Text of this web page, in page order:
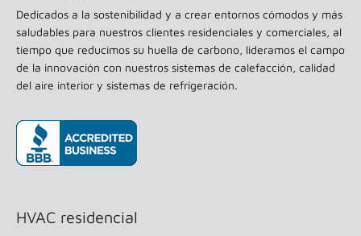
Dedicados a la sostenibilidad y a crear entornos cómodos y más
saludables para nuestros clientes residenciales y comerciales, al
tiempo que reducimos su huella de carbono, lideramos el campo
de la innovación con nuestros sistemas de calefacción, calidad
del aire interior y sistemas de refrigeración.
HVAC residencial